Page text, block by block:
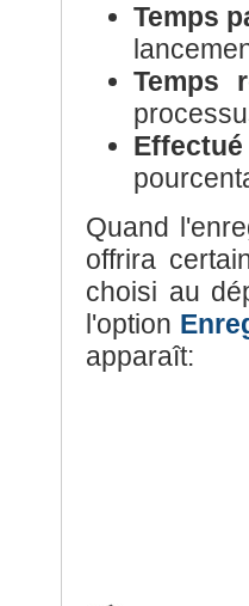
Temps
Temps
Effectué
Quand
offrira
choisi au
l'option
apparaît: